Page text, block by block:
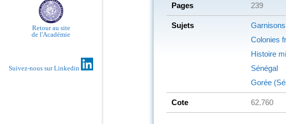
Retour au site
de l'Académie
Suivez-nous sur Linkedin
Pages 239
Sujets
Garnisons
Colonies
Histoire
Sénégal
Gorée
Cote 62.760